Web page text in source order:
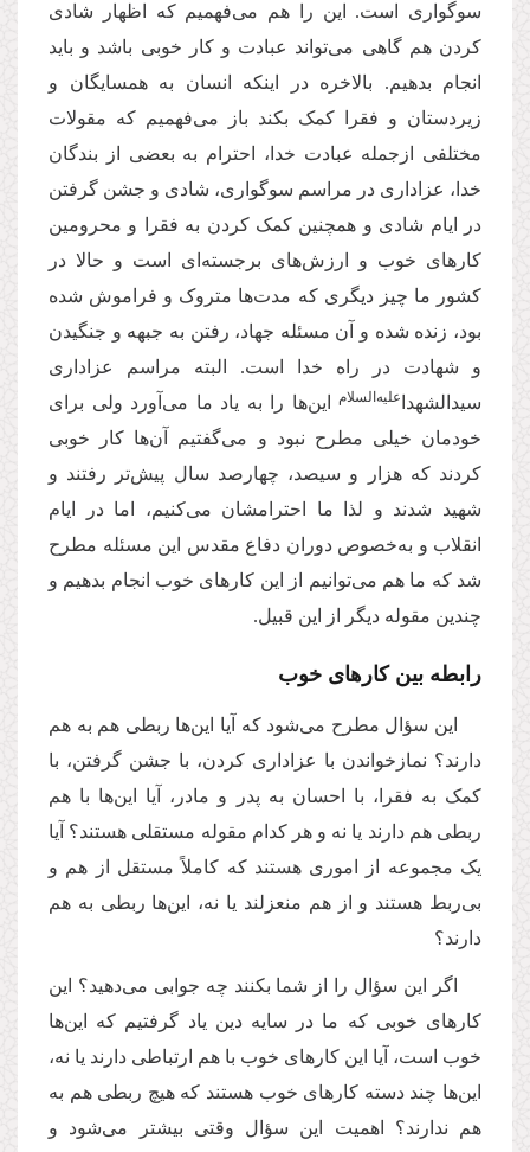
سوگواری است. این را هم می‌فهمیم که اظهار شادی
کردن هم گاهی می‌تواند عبادت و کار خوبی باشد و باید
انجام بدهیم. بالاخره در اینکه انسان به همسایگان و
زیردستان و فقرا کمک بکند باز می‌فهمیم که مقولات
مختلفی ازجمله عبادت خدا، احترام به بعضی از بندگان
خدا، عزاداری در مراسم سوگواری، شادی و جشن گرفتن
در ایام شادی و همچنین کمک کردن به فقرا و محرومین
کارهای خوب و ارزش‌های برجسته‌ای است و حالا در
کشور ما چیز دیگری که مدت‌ها متروک و فراموش شده
بود، زنده شده و آن مسئله جهاد، رفتن به جبهه و جنگیدن
و شهادت در راه خدا است. البته مراسم عزاداری
سیدالشهدا ‌علیه‌السلام
این‌ها را به یاد ما می‌آورد ولی برای
خودمان خیلی مطرح نبود و می‌گفتیم آن‌ها کار خوبی
کردند که هزار و سیصد، چهارصد سال پیش‌تر رفتند و
شهید شدند و لذا ما احترامشان می‌کنیم، اما در ایام
انقلاب و به‌خصوص دوران دفاع مقدس این مسئله مطرح
شد که ما هم می‌توانیم از این کارهای خوب انجام بدهیم و
چندین مقوله دیگر از این قبیل.
رابطه بین کارهای خوب
این سؤال مطرح می‌شود که آیا این‌ها ربطی هم به هم
دارند؟ نمازخواندن با عزاداری کردن، با جشن گرفتن، با
کمک به فقرا، با احسان به پدر و مادر، آیا این‌ها با هم
ربطی هم دارند یا نه و هر کدام مقوله مستقلی هستند؟ آیا
یک مجموعه‌ از اموری هستند که کاملاً مستقل از هم و
بی‌ربط هستند و از هم منعزلند یا نه، این‌ها ربطی به هم
دارند؟
اگر این سؤال را از شما بکنند چه جوابی می‌دهید؟ این
کارهای خوبی که ما در سایه دین یاد گرفتیم که این‌ها
خوب است، آیا این کارهای خوب با هم ارتباطی دارند یا نه،
این‌ها چند دسته کارهای خوب هستند که هیچ ربطی هم به
هم ندارند؟ اهمیت این سؤال وقتی بیشتر می‌شود و